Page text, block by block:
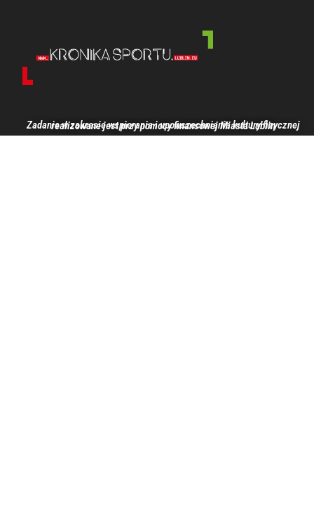
Zadanie w zakresie wspierania i upowszechniania kultury fizycznej realizowane jest przy pomocy finansowej Miasta Lublin